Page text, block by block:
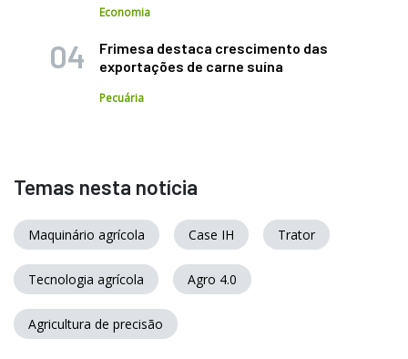
Economia
Frimesa destaca crescimento das
exportações de carne suína
Pecuária
Temas nesta notícia
Maquinário agrícola Case IH Trator
Tecnologia agrícola Agro 4.0
Agricultura de precisão